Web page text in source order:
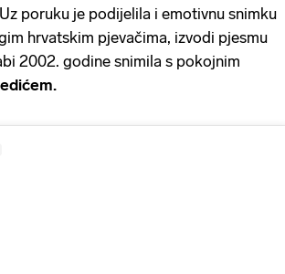
poruku je podijelila i emotivnu snimku
hrvatskim pjevačima, izvodi pjesmu
2002. godine snimila s pokojnim